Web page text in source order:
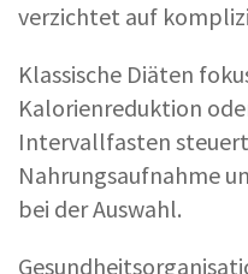
verzichtet auf
Klassische Diäten
Kalorienreduktion
Intervallfasten
Nahrungsaufnahme
bei der Auswahl.